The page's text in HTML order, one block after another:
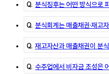
Q. 분식징후는 어떤 방식으로
Q. 분식회계는 매출채권·재고
Q. 재고자산과 매출채권이 분
Q. 수주업에서 비자금 조성은